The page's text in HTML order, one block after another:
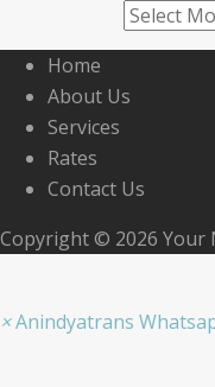
Archives
Home
About Us
Services
Rates
Contact Us
Copyright © 2026 Your
×Anindyatrans